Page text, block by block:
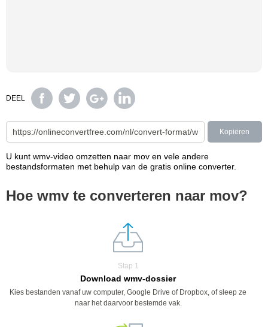
DEEL
Kopiëren
U kunt wmv-video omzetten naar mov en vele andere
bestandsformaten met behulp van de gratis online converter.
Hoe wmv te converteren naar mov?
Stap 1
Download wmv-dossier
Kies bestanden vanaf uw computer, Google Drive of Dropbox, of sleep ze
naar het daarvoor bestemde vak.